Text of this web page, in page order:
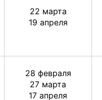
22 марта
19 апреля
28 февраля
27 марта
17 апреля